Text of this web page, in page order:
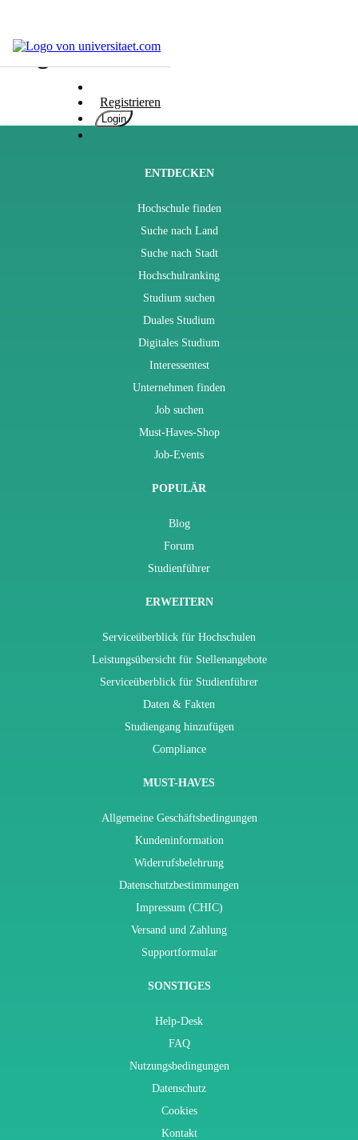
Registrieren
Login
Blog
ENTDECKEN
Hochschule finden
Suche nach Land
Suche nach Stadt
Hochschulranking
Studium suchen
Duales Studium
Digitales Studium
Interessentest
Unternehmen finden
Job suchen
Must-Haves-Shop
Job-Events
POPULÄR
Blog
Forum
Studienführer
ERWEITERN
Serviceüberblick für Hochschulen
Leistungsübersicht für Stellenangebote
Serviceüberblick für Studienführer
Daten & Fakten
Studiengang hinzufügen
Compliance
MUST-HAVES
Allgemeine Geschäftsbedingungen
Kundeninformation
Widerrufsbelehrung
Datenschutzbestimmungen
Impressum (CHIC)
Versand und Zahlung
Supportformular
SONSTIGES
Help-Desk
FAQ
Nutzungsbedingungen
Datenschutz
Cookies
Kontakt